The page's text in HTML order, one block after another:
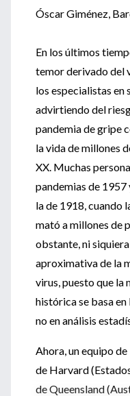
Óscar Giménez,
En los últimos
temor derivado del
los especialistas en
advirtiendo del
pandemia de gripe
la vida de millones
XX. Muchas
pandemias de 1957
la de 1918, cuando
mató a millones de
obstante, ni
aproximativa de la
virus, puesto que la
histórica se basa
no en análisis
Ahora, un equipo
de Harvard
de Queensland